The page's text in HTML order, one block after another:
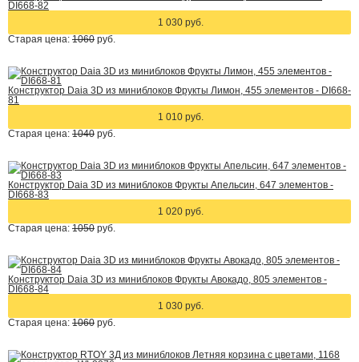
DI668-82
1 030 руб.
Старая цена: 1060 руб.
Конструктор Daia 3D из миниблоков Фрукты Лимон, 455 элементов - DI668-
81
1 010 руб.
Старая цена: 1040 руб.
Конструктор Daia 3D из миниблоков Фрукты Апельсин, 647 элементов -
DI668-83
1 020 руб.
Старая цена: 1050 руб.
Конструктор Daia 3D из миниблоков Фрукты Авокадо, 805 элементов -
DI668-84
1 030 руб.
Старая цена: 1060 руб.